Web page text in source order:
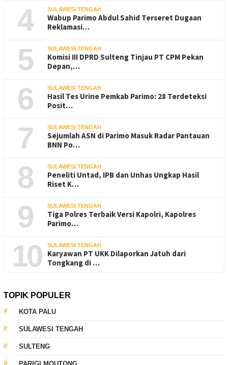
4 SULAWESI TENGAH
Wabup Parimo Abdul Sahid Terseret Dugaan
Reklamasi…
5 SULAWESI TENGAH
Komisi III DPRD Sulteng Tinjau PT CPM Pekan
Depan,…
6 SULAWESI TENGAH
Hasil Tes Urine Pemkab Parimo: 28 Terdeteksi
Posit…
7 SULAWESI TENGAH
Sejumlah ASN di Parimo Masuk Radar Pantauan
BNN Po…
8 SULAWESI TENGAH
Peneliti Untad, IPB dan Unhas Ungkap Hasil
Riset K…
9 SULAWESI TENGAH
Tiga Polres Terbaik Versi Kapolri, Kapolres
Parimo…
10 SULAWESI TENGAH
Karyawan PT UKK Dilaporkan Jatuh dari
Tongkang di …
TOPIK POPULER
KOTA PALU
SULAWESI TENGAH
SULTENG